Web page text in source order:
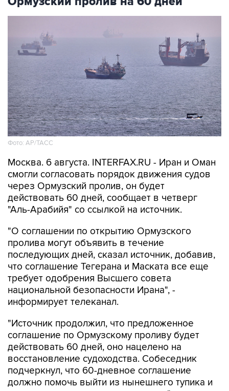
Фото: AP/ТАСС
Москва. 6 августа. INTERFAX.RU - Иран и Оман
через Ормузский пролив, он будет
действовать 60 дней, сообщает в четверг
"Аль-Арабийя" со ссылкой на источник.
"О соглашении по открытию Ормузского
последующих дней, сказал источник, добавив,
что соглашение Тегерана и Маската все еще
требует одобрения Высшего совета
национальной безопасности Ирана", -
информирует телеканал.
"Источник продолжил, что предложенное
действовать 60 дней, оно нацелено на
восстановление судоходства. Собеседник
подчеркнул, что 60-дневное соглашение
должно помочь выйти из нынешнего тупика и
запустить технические переговоры", -
отмечает "Аль-Арабийя".